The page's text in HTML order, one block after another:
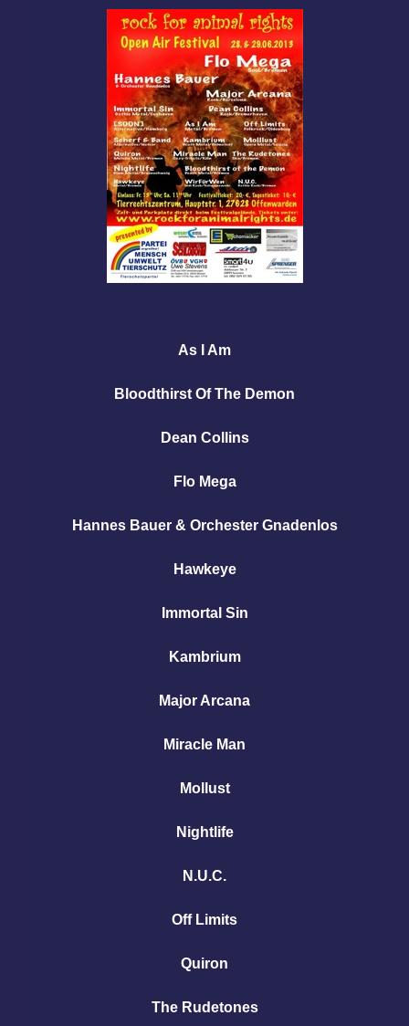
As I Am
Bloodthirst Of The Demon
Dean Collins
Flo Mega
Hannes Bauer & Orchester Gnadenlos
Hawkeye
Immortal Sin
Kambrium
Major Arcana
Miracle Man
Mollust
Nightlife
N.U.C.
Off Limits
Quiron
The Rudetones